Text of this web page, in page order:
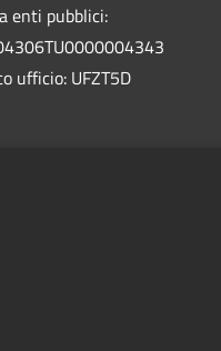
enti pubblici:
ufficio: UFZT5D